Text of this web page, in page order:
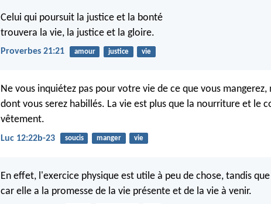
Celui qui poursuit la justice et la bonté
trouvera la vie, la justice et la gloire.
Proverbes 21:21 amour justice vie
Ne vous inquiétez pas pour votre vie de ce que vous
dont vous serez habillés. La vie est plus que la nourriture et le
vêtement.
Luc 12:22b-23 soucis manger vie
En effet, l'exercice physique est utile à peu de chose, tandis
car elle a la promesse de la vie présente et de la vie à venir.